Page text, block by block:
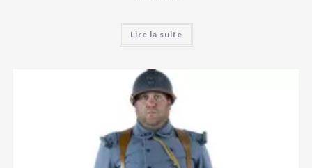
Lire la suite